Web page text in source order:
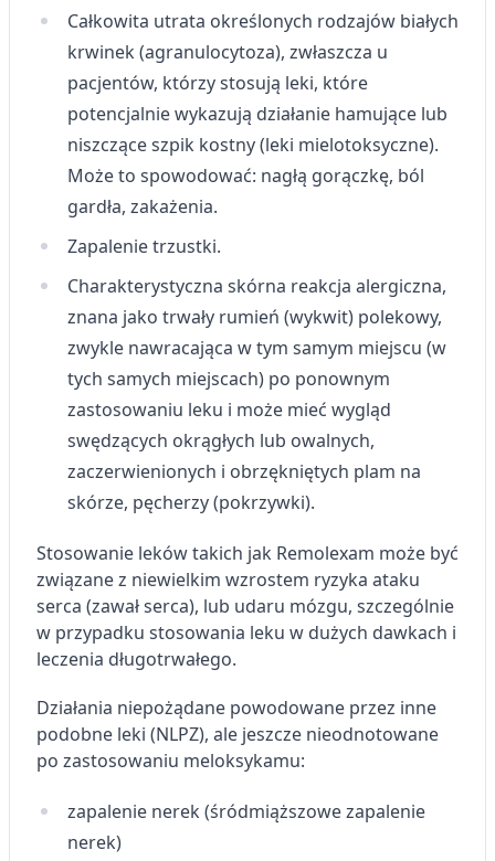
Całkowita utrata określonych rodzajów białych
krwinek (agranulocytoza), zwłaszcza u
pacjentów, którzy stosują leki, które
potencjalnie wykazują działanie hamujące lub
niszczące szpik kostny (leki mielotoksyczne).
Może to spowodować: nagłą gorączkę, ból
gardła, zakażenia.
Zapalenie trzustki.
Charakterystyczna skórna reakcja alergiczna,
znana jako trwały rumień (wykwit) polekowy,
zwykle nawracająca w tym samym miejscu (w
tych samych miejscach) po ponownym
zastosowaniu leku i może mieć wygląd
swędzących okrągłych lub owalnych,
zaczerwienionych i obrzękniętych plam na
skórze, pęcherzy (pokrzywki).
Stosowanie leków takich jak Remolexam może być
związane z niewielkim wzrostem ryzyka ataku
serca (zawał serca), lub udaru mózgu, szczególnie
w przypadku stosowania leku w dużych dawkach i
leczenia długotrwałego.
Działania niepożądane powodowane przez inne
podobne leki (NLPZ), ale jeszcze nieodnotowane
po zastosowaniu meloksykamu:
zapalenie nerek (śródmiąższowe zapalenie
nerek)